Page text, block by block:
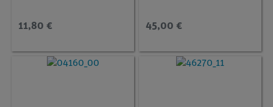
11,80 € 45,00 €